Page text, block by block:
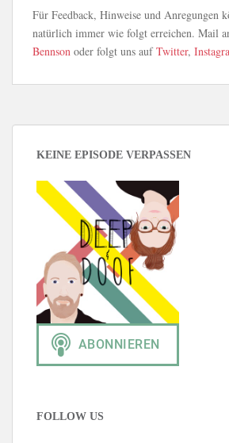
Für Feedback, Hinweise und Anregungen
natürlich immer wie folgt erreichen. Mail
Bennson oder folgt uns aufTwitter,
KEINE EPISODE VERPASSEN
FOLLOW US